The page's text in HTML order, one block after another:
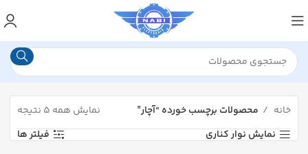
خانه محصولات برچسب خورده “آچار”
نمایش همه ۵ نتیجه
نمایش نوار کناری
فیلتر ها